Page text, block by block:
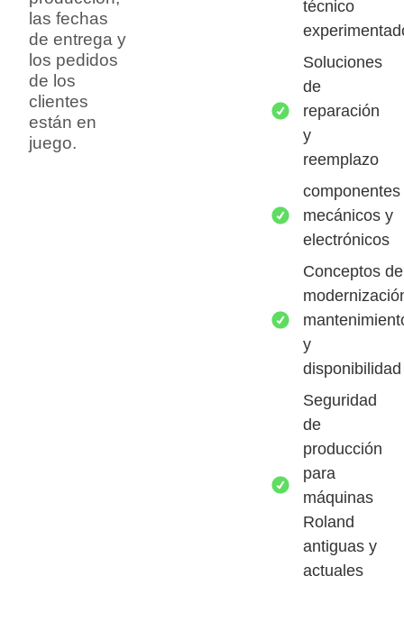
las fechas
de entrega y
los pedidos
de los
clientes
están en
juego.
técnico
Soluciones
de
reparación
y
reemplazo
componentes
mecánicos y
electrónicos
Conceptos de
y
disponibilidad
Seguridad
de
producción
para
máquinas
Roland
antiguas y
actuales